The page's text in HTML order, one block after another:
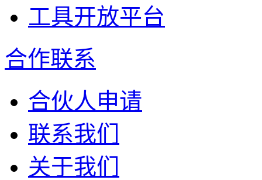
工具开放平台
合作联系
合伙人申请
联系我们
关于我们